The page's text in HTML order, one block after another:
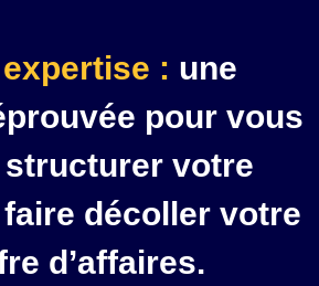
: une
pour vous
structurer votre
décoller votre
d’affaires.